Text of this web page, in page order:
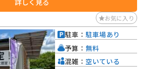
お気に入り
駐車： 駐車場あり
予算： 無料
混雑： 空いている